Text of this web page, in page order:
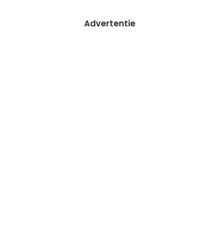
Advertentie